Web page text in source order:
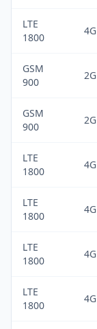
LTE
1800
4G
GSM
900
2G
GSM
900
2G
LTE
1800
4G
LTE
1800
4G
LTE
1800
4G
LTE
1800
4G